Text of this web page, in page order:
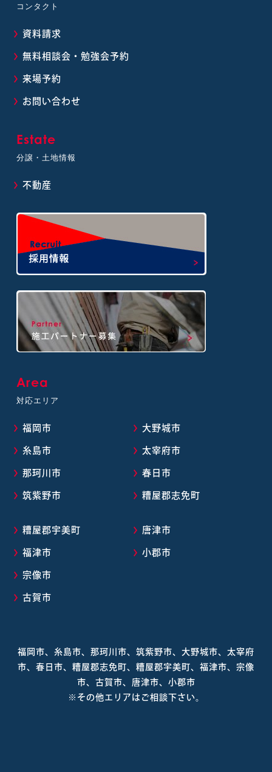
コンタクト
資料請求
無料相談会・勉強会予約
来場予約
お問い合わせ
Estate
分譲・土地情報
不動産
Area
対応エリア
福岡市
糸島市
那珂川市
筑紫野市
大野城市
太宰府市
春日市
糟屋郡志免町
糟屋郡宇美町
福津市
宗像市
古賀市
唐津市
小郡市
福岡市、糸島市、那珂川市、筑紫野市、大野城市、太宰府
市、春日市、糟屋郡志免町、糟屋郡宇美町、福津市、宗像
市、古賀市、唐津市、小郡市
※その他エリアはご相談下さい。